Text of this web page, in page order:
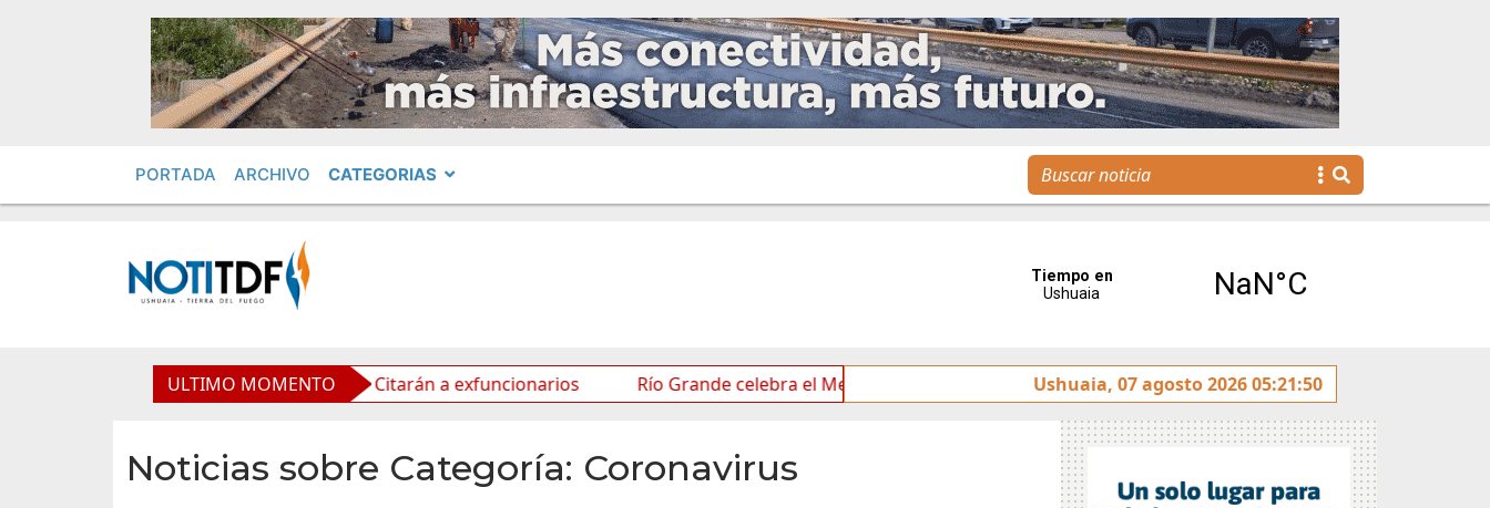
PORTADA ARCHIVO CATEGORIAS
ULTIMO MOMENTO
Leolabs: Citarán a exfuncionarios Río Grande celebra el Mes de las Infancias con una agenda para toda la familiaUshuaia, 07 agosto 2026 05:21:50
Noticias sobre Categoría: Coronavirus